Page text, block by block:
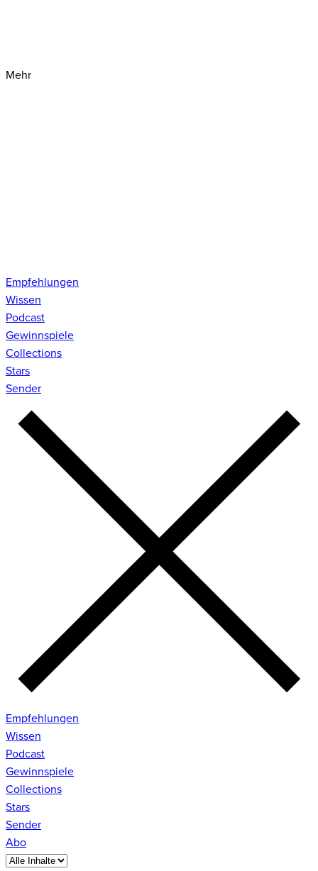
Mehr
Empfehlungen
Wissen
Podcast
Gewinnspiele
Collections
Stars
Sender
Empfehlungen
Wissen
Podcast
Gewinnspiele
Collections
Stars
Sender
Abo